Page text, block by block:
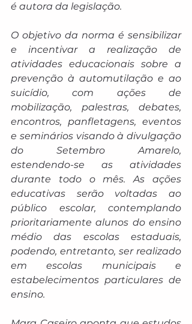
é autora da legislação.
O objetivo da norma é sensibilizar
e incentivar a realização de
atividades educacionais sobre a
prevenção à automutilação e ao
suicídio, com ações de
mobilização, palestras, debates,
encontros, panfletagens, eventos
e seminários visando à divulgação
do Setembro Amarelo,
estendendo-se as atividades
durante todo o mês. As ações
educativas serão voltadas ao
público escolar, contemplando
prioritariamente alunos do ensino
médio das escolas estaduais,
podendo, entretanto, ser realizado
em escolas municipais e
estabelecimentos particulares de
ensino.